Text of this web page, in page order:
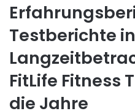
Testberichte
FitLife Fitness
die Jahre